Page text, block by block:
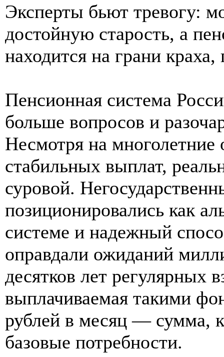
Эксперты бьют тревогу:
достойную старость, а
находится на грани
Пенсионная система
больше вопросов и
Несмотря на многолетние
стабильных выплат,
суровой.
позиционировались как
системе и надежный
оправдали ожиданий
десятков лет регулярных
выплачиваемая такими
рублей в месяц — сумма,
базовые потребности.